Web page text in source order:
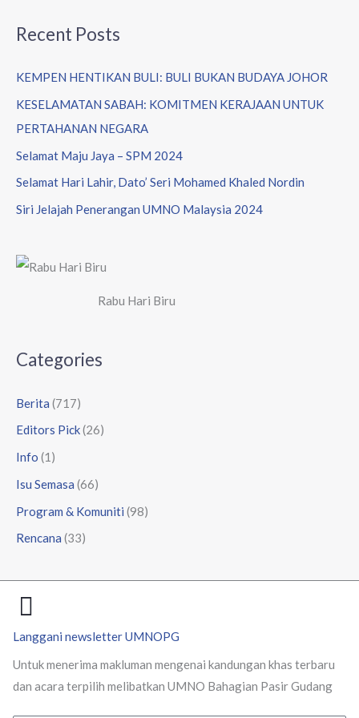
Recent Posts
KEMPEN HENTIKAN BULI: BULI BUKAN BUDAYA JOHOR
KESELAMATAN SABAH: KOMITMEN KERAJAAN UNTUK
PERTAHANAN NEGARA
Selamat Maju Jaya – SPM 2024
Selamat Hari Lahir, Dato’ Seri Mohamed Khaled Nordin
Siri Jelajah Penerangan UMNO Malaysia 2024
Rabu Hari Biru
Categories
Berita (717)
Editors Pick(26)
Info (1)
Isu Semasa (66)
Program & Komuniti (98)
Rencana (33)
Langgani newsletter UMNOPG
Untuk menerima makluman mengenai kandungan khas terbaru
dan acara terpilih melibatkan UMNO Bahagian Pasir Gudang